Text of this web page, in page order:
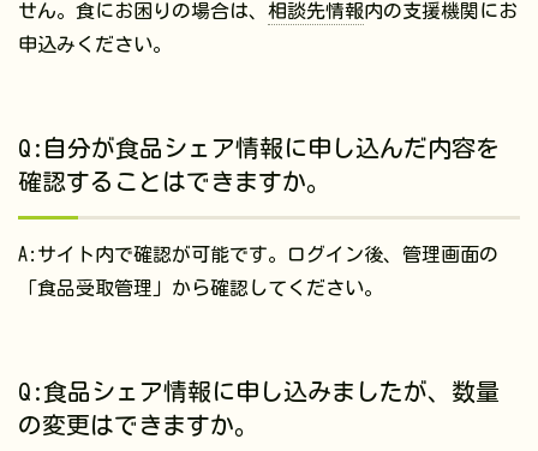
せん。食にお困りの場合は、 相談先情報内の支援機関にお
申込みください。
Q:自分が食品シェア情報に申し込んだ内容を
確認することはできますか。
A:サイト内で確認が可能です。ログイン後、管理画面の
「食品受取管理」から確認してください。
Q:食品シェア情報に申し込みましたが、数量
の変更はできますか。